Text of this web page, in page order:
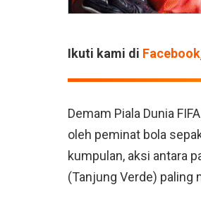
Ikuti kami di Facebook
Demam Piala Dunia
oleh peminat bola
kumpulan, aksi antara
(Tanjung Verde) paling